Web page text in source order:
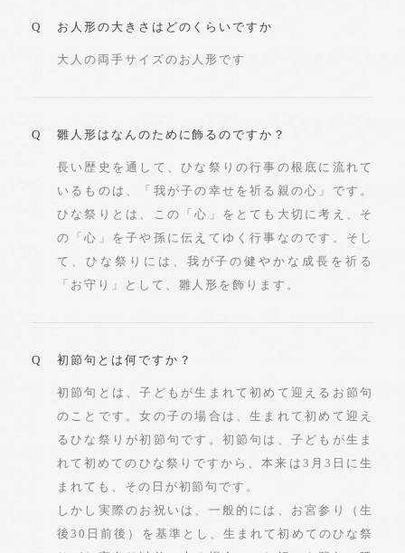
お人形の大きさはどのくらいですか
大人の両手サイズのお人形です
雛人形はなんのために飾るのですか？
長い歴史を通して、ひな祭りの行事の根底に流れて
いるものは、「我が子の幸せを祈る親の心」です。
ひな祭りとは、この「心」をとても大切に考え、そ
の「心」を子や孫に伝えてゆく行事なのです。そし
て、ひな祭りには、我が子の健やかな成長を祈る
「お守り」として、雛人形を飾ります。
初節句とは何ですか？
初節句とは、子どもが生まれて初めて迎えるお節句
のことです。女の子の場合は、生まれて初めて迎え
るひな祭りが初節句です。初節句は、子どもが生ま
れて初めてのひな祭りですから、本来は3月3日に生
まれても、その日が初節句です。
しかし実際のお祝いは、一般的には、お宮参り（生
後30日前後）を基準とし、生まれて初めてのひな祭